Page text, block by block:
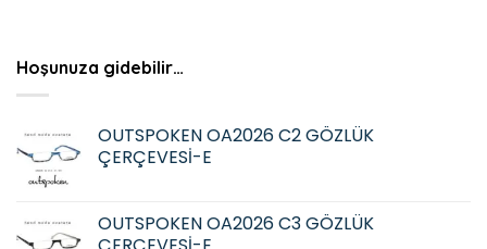
Hoşunuza gidebilir…
OUTSPOKEN OA2026 C2 GÖZLÜK
ÇERÇEVESİ-E
OUTSPOKEN OA2026 C3 GÖZLÜK